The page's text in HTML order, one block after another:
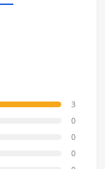
3
0
0
0